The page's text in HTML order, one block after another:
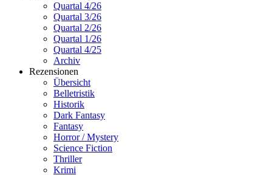
Quartal 4/26
Quartal 3/26
Quartal 2/26
Quartal 1/26
Quartal 4/25
Archiv
Rezensionen
Übersicht
Belletristik
Historik
Dark Fantasy
Fantasy
Horror / Mystery
Science Fiction
Thriller
Krimi